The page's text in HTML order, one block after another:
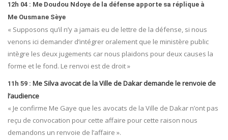
12h 04 : Me Doudou Ndoye de la défense apporte sa réplique à
Me Ousmane Sèye
« Supposons qu’il n’y a jamais eu de lettre de la défense, si nous
venons ici demander d’intégrer oralement que le ministère public
intègre les deux jugements car nous plaidons pour deux causes la
forme et le fond. Le renvoi est de droit »
11h 59 : Me Silva avocat de la Ville de Dakar demande le renvoie de
l’audience
« Je confirme Me Gaye que les avocats de la Ville de Dakar n’ont pas
reçu de convocation pour cette affaire pour cette raison nous
demandons un renvoie de l’affaire ».